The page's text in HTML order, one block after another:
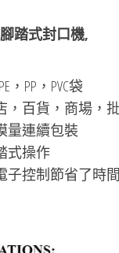
踏式封口機,
，PP，PVC袋
，百貨，商場，
量連續包裝
式操作
子控制節省了時